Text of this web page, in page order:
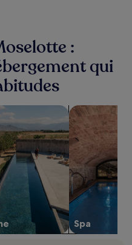
:
qui
acceptant les animaux de
des hébergements avec
Spa
Rechercher